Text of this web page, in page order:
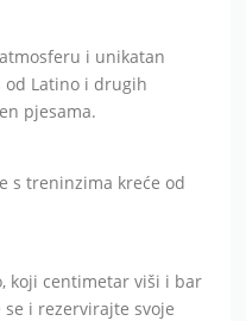
i unikatan
od Latino i drugih
pjesama.
s treninzima kreće od
koji centimetar viši i bar
i rezervirajte svoje